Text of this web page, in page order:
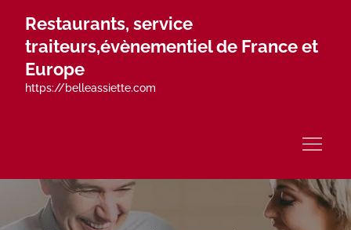
content
Restaurants, service
traiteurs,évènementiel de France et
Europe
https://belleassiette.com